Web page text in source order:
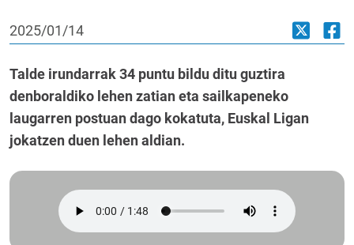
2025/01/14
Talde irundarrak 34 puntu bildu ditu guztira
denboraldiko lehen zatian eta sailkapeneko
laugarren postuan dago kokatuta, Euskal Ligan
jokatzen duen lehen aldian.